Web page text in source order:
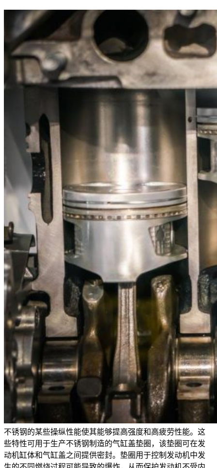
不锈钢的某些操纵性能使其能够提高强度和高疲劳性能。这
些特性可用于生产不锈钢制造的气缸盖垫圈，该垫圈可在发
动机缸体和气缸盖之间提供密封。垫圈用于控制发动机中发